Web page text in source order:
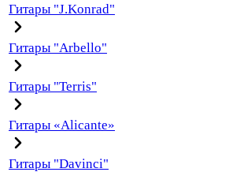
Гитары "J.Konrad"
Гитары "Arbello"
Гитары "Terris"
Гитары «Alicante»
Гитары "Davinci"